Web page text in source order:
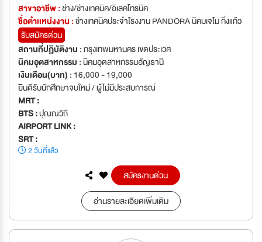
สาขาอาชีพ :ช่าง/ช่างเทคนิค/อิเลคโทรนิค
ชื่อตำเเหน่งงาน :ช่างเทคนิคประจำโรงงาน PANDORA นิคมเจโม กิ่งแก้ว
รับสมัครด่วน
สถานที่ปฏิบัติงาน :กรุงเทพมหานคร เขตประเวศ
นิคมอุตสาหกรรม :นิคมอุตสาหกรรมอัญธานี
เงินเดือน(บาท) : 16,000 - 19,000
ยินดีรับนักศึกษาจบใหม่ / ผู้ไม่มีประสบการณ์
MRT :
BTS :ปุณณวิถี
AIRPORT LINK :
SRT :
2 วันที่แล้ว
สมัครงานด่วน
อ่านรายละเอียดเพิ่มเติม